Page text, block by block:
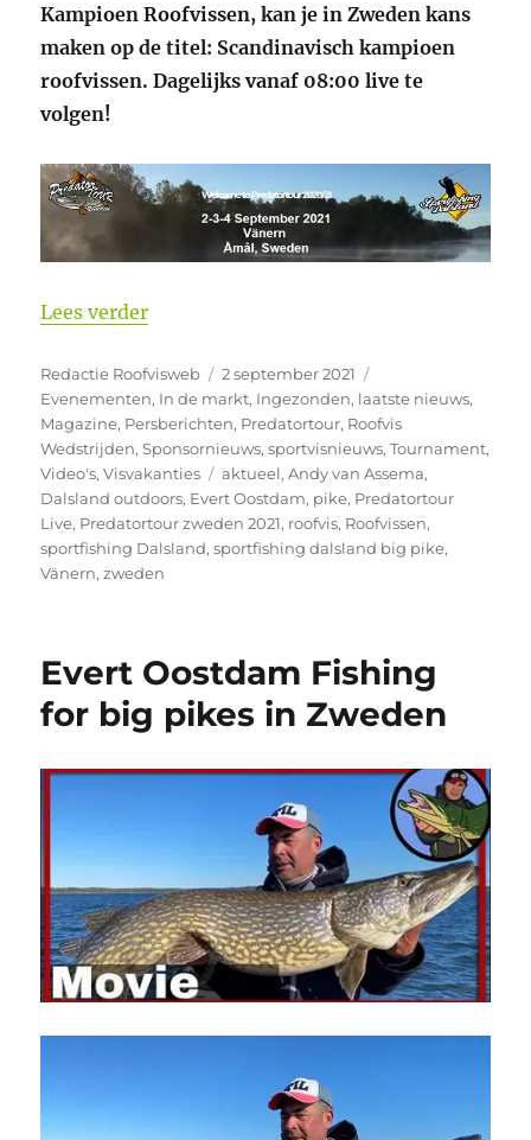
Kampioen Roofvissen, kan je in Zweden kans
maken op de titel: Scandinavisch kampioen
roofvissen. Dagelijks vanaf 08:00 live te
volgen!
Lees verder“Predatortour Zweden vandaag van
Auteur
Redactie Roofvisweb
Geplaatst
op
2 september 2021
Evenementen, In de markt, Ingezonden, laatste nieuws,
Magazine, Persberichten, Predatortour, Roofvis
Wedstrijden,Sponsornieuws,sportvisnieuws,Tournament,
Video's,Visvakanties Tags
aktueel,Andy van Assema,
Dalsland outdoors, Evert Oostdam, pike, Predatortour
Live, Predatortour zweden 2021, roofvis, Roofvissen,
sportfishing Dalsland,sportfishing dalsland big pike,
Vänern,zweden
Evert Oostdam Fishing
for big pikes in Zweden